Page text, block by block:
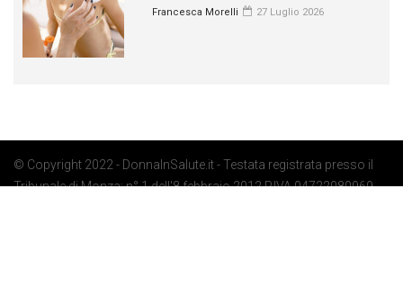
Francesca Morelli 27 Luglio 2026
© Copyright 2022 - DonnaInSalute.it - Testata registrata presso il
Tribunale di Monza: n° 1 dell'8 febbraio 2012 P.IVA 04722080969 -